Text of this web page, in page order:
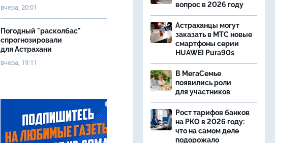
вчера, 20:01
Погодный "расколбас"
спрогнозировали
для Астрахани
вчера, 19:11
вопрос в 2026 году
Астраханцы могут
заказать в МТС новые
смартфоны серии
HUAWEI Pura90s
В МегаСемье
появились роли
для участников
Рост тарифов банков
на РКО в 2026 году:
что на самом деле
подорожало